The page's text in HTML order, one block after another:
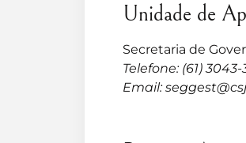
Unidade de
Secretaria de
Telefone: (61)
Email: